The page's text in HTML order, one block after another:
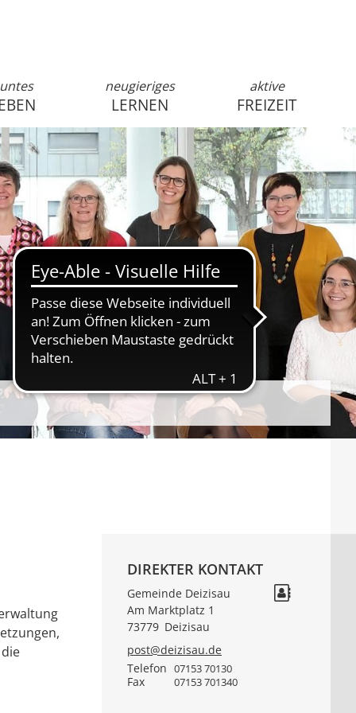
anmelden
neugieriges
LERNEN
aktive
FREIZEIT
DIREKTER KONTAKT
Gemeinde Deizisau
Am Marktplatz 1
73779 Deizisau
post@deizisau.de
Telefon 07153 70130
Fax 07153 701340